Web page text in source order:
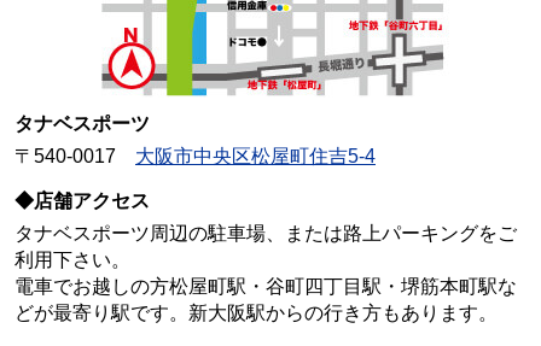
タナベスポーツ
〒540-0017 大阪市中央区松屋町住吉5-4
◆店舗アクセス
タナベスポーツ周辺の駐車場、または路上パーキングをご
利用下さい。
電車でお越しの方松屋町駅・谷町四丁目駅・堺筋本町駅な
どが最寄り駅です。新大阪駅からの行き方もあります。